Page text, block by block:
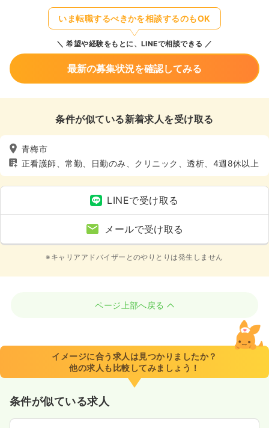
いま転職するべきかを相談するのもOK
希望や経験をもとに、LINEで相談できる
最新の募集状況を確認してみる
条件が似ている新着求人を受け取る
青梅市
正看護師、常勤、日勤のみ、クリニック、透析、4週8休以上
LINEで受け取る
メールで受け取る
※キャリアアドバイザーとのやりとりは発生しません
ページ上部へ戻る
イメージに合う求人は見つかりましたか？
他の求人も比較してみましょう！
条件が似ている求人